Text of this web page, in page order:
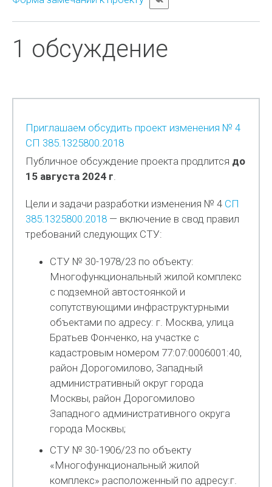
1 обсуждение
Приглашаем обсудить проект изменения № 4
СП 385.1325800.2018
Публичное обсуждение проекта продлится до
15 августа 2024 г.
Цели и задачи разработки изменения № 4 СП
385.1325800.2018 — включение в свод правил
требований следующих СТУ:
СТУ № 30-1978/23 по объекту:
Многофункциональный жилой комплекс
с подземной автостоянкой и
сопутствующими инфраструктурными
объектами по адресу: г. Москва, улица
Братьев Фонченко, на участке с
кадастровым номером 77:07:0006001:40,
район Дорогомилово, Западный
административный округ города
Москвы, район Дорогомилово
Западного административного округа
города Москвы;
СТУ № 30-1906/23 по объекту
«Многофункциональный жилой
комплекс» расположенный по адресу:г.